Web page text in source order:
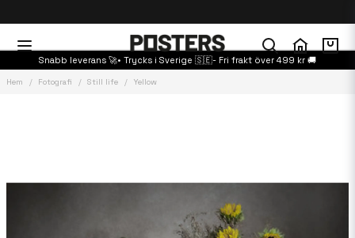
Snabb leverans 🚀• Trycks i Sverige 🇸🇪- Fri frakt över 499 kr 🚚
Hem Fotografi Still life Yellow